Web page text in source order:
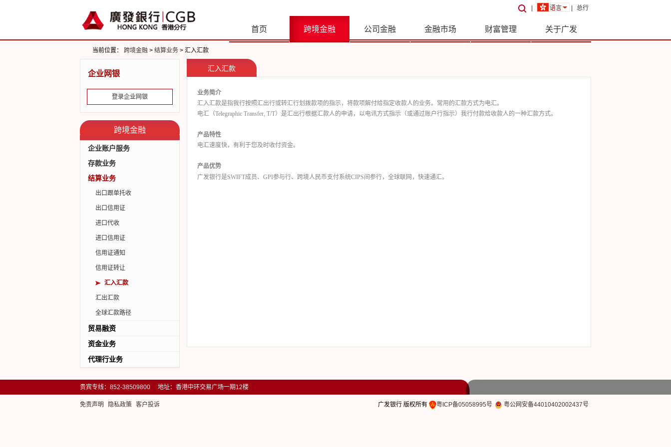
语言 总行
首页 跨境金融 公司金融 金融市场 财富管理 关于广发
当前位置： 跨境金融 > 结算业务 > 汇入汇款
企业网银
登录企业网银
跨境金融
企业账户服务
存款业务
结算业务
出口跟单托收
出口信用证
进口代收
进口信用证
信用证通知
信用证转让
汇入汇款
汇出汇款
全球汇款路径
贸易融资
福费廷
进口押汇
资金业务
即期外汇买卖
掉期外汇买卖
外汇期权
代理行业务
福费廷（二级市场）
进出口代付
汇入汇款
业务简介
汇入汇款是指我行按照汇出行或转汇行划拨款项的指示，将款项解付给指定收款人的业务。常用的汇款方式为电汇。
电汇（Telegraphic Transfer, T/T）是汇出行根据汇款人的申请，以电讯方式指示（或通过账户行指示）我行付款给收款人的一种汇款方式。
产品特性
电汇速度快，有利于您及时收付资金。
产品优势
广发银行是SWIFT成员、 GPI参与行、跨境人民币支付系统CIPS间参行，全球联网，快速通汇。
贵宾专线：852-38509800 地址：香港中环交易广场一期12楼
免责声明 隐私政策 客户投诉 粤公网安备44010402002437号
广发银行 版权所有 粤ICP备05058995号